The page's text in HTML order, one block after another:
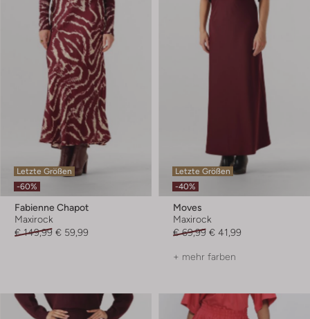
Letzte Größen
-60%
Fabienne Chapot
Maxirock
€ 149,99 € 59,99
Letzte Größen
-40%
Moves
Maxirock
€ 69,99 € 41,99
+ mehr farben